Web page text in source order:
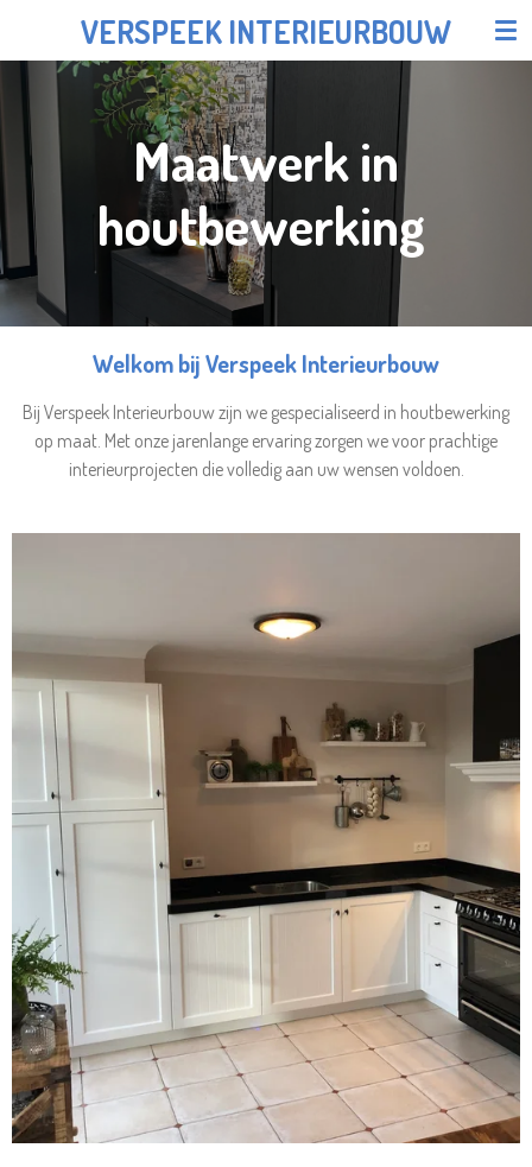
hoofdinhoud
VERSPEEK INTERIEURBOUW
Maatwerk in
houtbewerking
Welkom bij Verspeek Interieurbouw
Bij Verspeek Interieurbouw zijn we gespecialiseerd in houtbewerking
op maat. Met onze jarenlange ervaring zorgen we voor prachtige
interieurprojecten die volledig aan uw wensen voldoen.